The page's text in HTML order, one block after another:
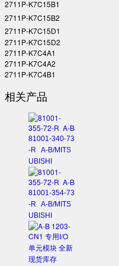
2711P-K7C15B1
2711P-K7C15B2
2711P-K7C15D1
2711P-K7C15D2
2711P-K7C4A1
2711P-K7C4A2
2711P-K7C4B1
相关产品
81001-340-73
-R A-B/MITS
UBISHI
81001-354-73
-R A-B/MITS
UBISHI